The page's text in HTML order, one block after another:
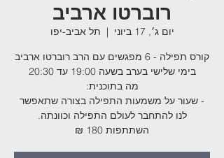
רוברטו ארביב
יום ג׳, 17 ביוני
  |
תל אביב-יפו
- שעור על משמעות התפילה בצורה שתאפשר
השתתפות 180 ₪